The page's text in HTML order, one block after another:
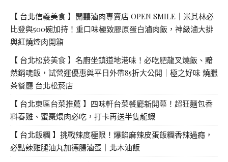
【 台北信義美食 】開囍滷肉專賣店 OPEN SMILE｜米其林必
比登與500碗加持！重口味極致膠原蛋白滷肉飯，神級滷大排
與紅燒焢肉開箱
【 台北松菸美食 】名廚坐鎮道地港味！必吃肥龍叉燒飯、黯
然銷魂飯，試營運優惠與平日外帶85折大公開｜極之好味 燒臘
茶餐廳 台北松菸店
【 台北東區台菜推薦 】四味軒台菜餐廳新開幕！超狂麵包香
料春雞、蜜棗煨肉必吃，打卡再送半隻龍蝦
【 台北飯糰 】挑戰辣度極限！爆餡麻辣皮蛋飯糰香辣過癮，
必點辣雞腿油丸加德腸滷蛋｜北木油飯